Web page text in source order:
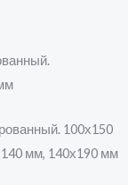
100х150
мм, 140х190 мм